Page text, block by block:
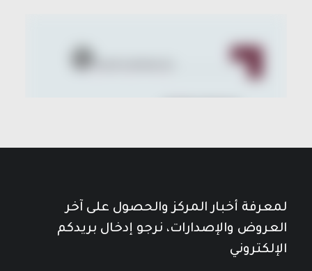
لمعرفة أخبار المركز والحصول على آخر
العروض والإصدارات، نرجو إدخال بريدكم
الإلكتروني